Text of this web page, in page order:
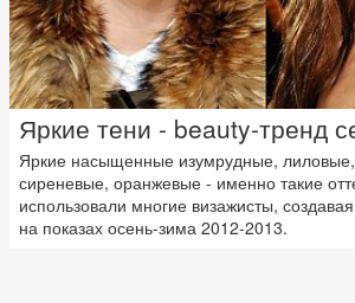
Яркие тени - beauty-тренд
Яркие насыщенные изумрудные,
сиреневые, оранжевые - именно такие
использовали многие визажисты,
на показах осень-зима 2012-2013.